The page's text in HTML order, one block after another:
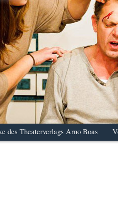
des Theaterverlags Arno Boas